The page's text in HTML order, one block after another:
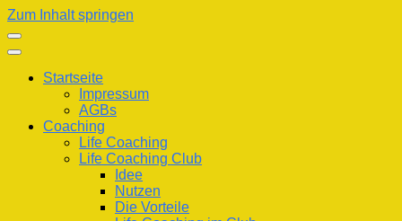
Zum Inhalt springen
Startseite
Impressum
AGBs
Coaching
Life Coaching
Life Coaching Club
Idee
Nutzen
Die Vorteile